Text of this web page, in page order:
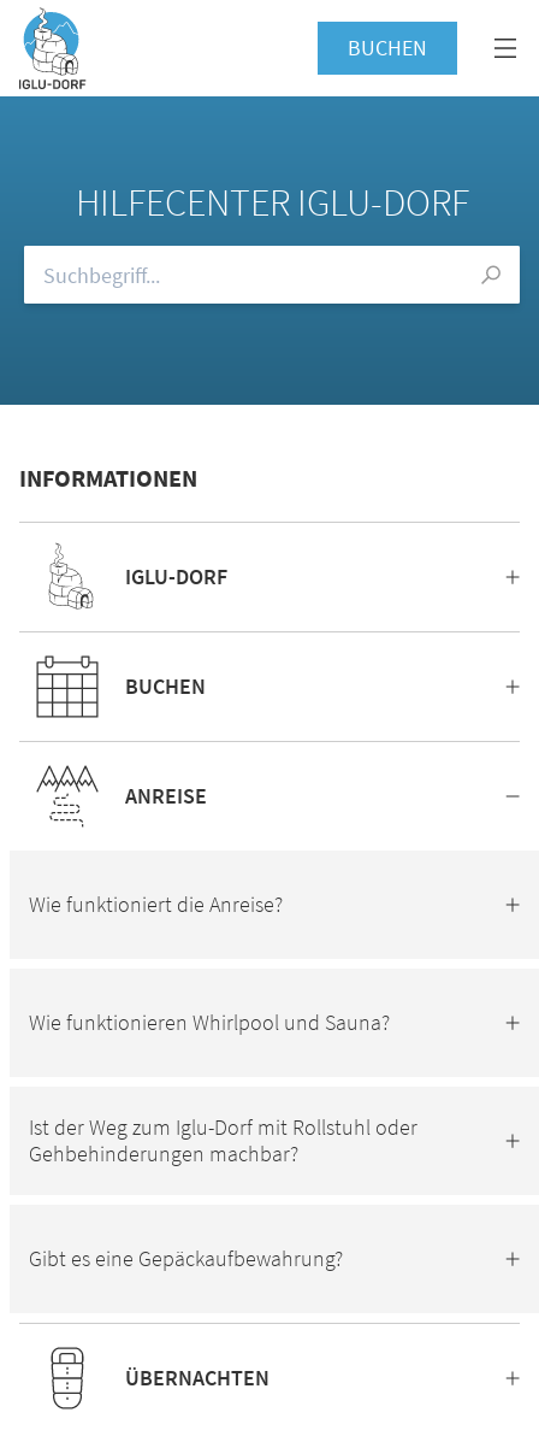
BUCHEN
HILFECENTER IGLU-DORF
INFORMATIONEN
IGLU-DORF
BUCHEN
ANREISE
Wie funktioniert die Anreise?
Wie funktionieren Whirlpool und Sauna?
Ist der Weg zum Iglu-Dorf mit Rollstuhl oder
Gehbehinderungen machbar?
Gibt es eine Gepäckaufbewahrung?
ÜBERNACHTEN